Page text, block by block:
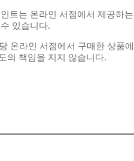
트는 온라인 서점에서 제공하는
있습니다.
온라인 서점에서 구매한 상품에
의 책임을 지지 않습니다.